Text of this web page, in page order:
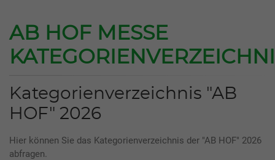
AB HOF MESSE
Kategorienverzeichnis "AB
HOF" 2026
Hier können Sie das Kategorienverzeichnis der "AB HOF" 2026
abfragen.